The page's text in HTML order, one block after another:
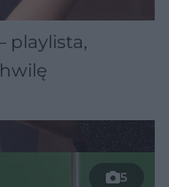
playlista,
5